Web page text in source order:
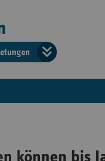
der
können bis